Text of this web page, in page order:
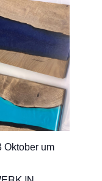
Oktober um